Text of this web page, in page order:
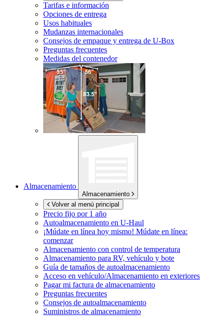
Tarifas e información
Opciones de entrega
Usos habituales
Mudanzas internacionales
Consejos de empaque y entrega de U-Box
Preguntas frecuentes
Medidas del contenedor
Almacenamiento
Almacenamiento
Volver al menú principal
Precio fijo por 1 año
Autoalmacenamiento en U-Haul
¡Múdate en línea hoy mismo! Múdate en línea:
comenzar
Almacenamiento con control de temperatura
Almacenamiento para RV, vehículo y bote
Guía de tamaños de autoalmacenamiento
Acceso en vehículo/Almacenamiento en exteriores
Pagar mi factura de almacenamiento
Preguntas frecuentes
Consejos de autoalmacenamiento
Suministros de almacenamiento